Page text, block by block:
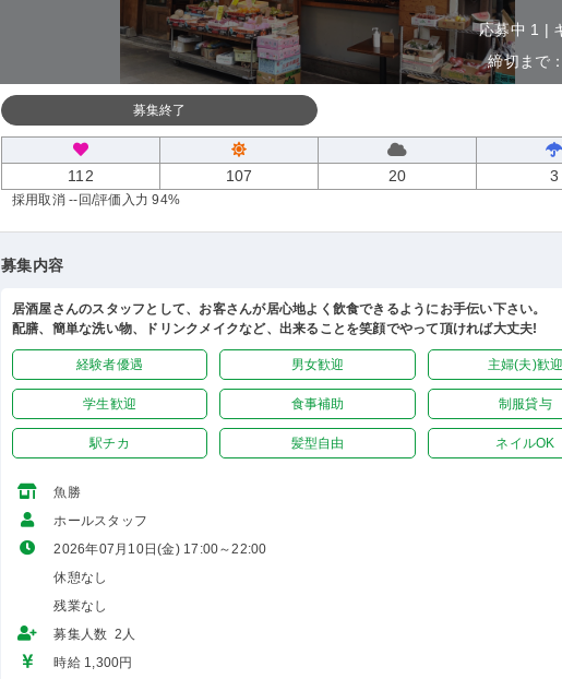
応募中 1 |
締切まで
募集終了
112 107 20 3
採用取消 --回/評価入力 94%
募集内容
居酒屋さんのスタッフとして、お客さんが居心地よく飲食できるようにお手伝い下さい。
配膳、簡単な洗い物、ドリンクメイクなど、出来ることを笑顔でやって頂ければ大丈夫!
経験者優遇 男女歓迎 主婦(夫)歓
学生歓迎 食事補助 制服貸与
駅チカ 髪型自由 ネイルOK
魚勝
ホールスタッフ
2026年07月10日(金) 17:00～22:00
休憩なし
残業なし
募集人数 2人
時給 1,300円